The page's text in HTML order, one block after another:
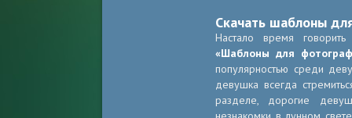
Скачать шаблоны
Настало время
«Шаблоны для
популярностью среди
девушка всегда
разделе, дорогие